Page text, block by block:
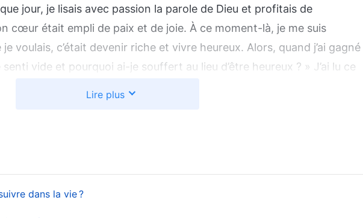
jour, je lisais avec passion la parole de Dieu et profitais de
cœur était empli de paix et de joie. À ce moment-là, je me suis
voulais, c’était devenir riche et vivre heureux. Alors, quand j’ai gagné
vide et pourquoi ai-je souffert au lieu d’être heureux ? » J’ai lu ce
bien le soleil dans les cieux que l’étoile scintillante dans la nuit.
t’a octroyé. Tu as pénétré dans une mer infinie de souffrance,
Lire plus
dans la vie ?